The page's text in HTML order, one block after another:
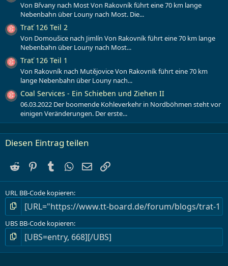
Von Břvany nach Most Von Rakovník führt eine 70 km lange
Nebenbahn über Louny nach Most. Die...
Trať 126 Teil 2
Von Domoušice nach Jimlín Von Rakovník führt eine 70 km lange
Nebenbahn über Louny nach Most...
Trať 126 Teil 1
Von Rakovník nach Mutějovice Von Rakovník führt eine 70 km
lange Nebenbahn über Louny nach...
Coal Services - Ein Schieben und Ziehen II
06.03.2022 Der boomende Kohleverkehr in Nordböhmen steht vor
einigen Veränderungen. Der erste...
Diesen Eintrag teilen
Reddit PinterestTumblr WhatsApp
E-Mail
URL BB-Code kopieren
UBS BB-Code kopieren